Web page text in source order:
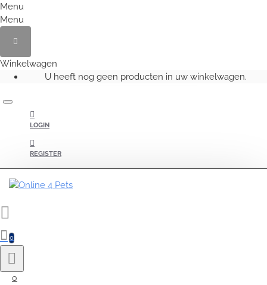
Menu
Menu
Winkelwagen
U heeft nog geen producten in uw winkelwagen.
LOGIN
REGISTER
0
0